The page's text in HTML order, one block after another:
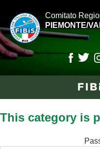
Comitato
PIEMONTE/
This category is